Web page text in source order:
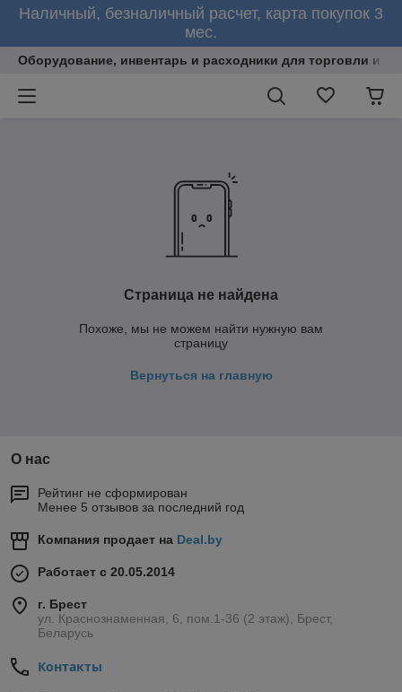
Наличный, безналичный расчет, карта покупок 3
мес.
Оборудование, инвентарь и расходники для торговли и
Страница не найдена
Похоже, мы не можем найти нужную вам
страницу
Вернуться на главную
О нас
Рейтинг не сформирован
Менее 5 отзывов за последний год
Компания продает на Deal.by
Работает с 20.05.2014
г. Брест
ул. Краснознаменная, 6, пом.1-36 (2 этаж), Брест,
Беларусь
Контакты